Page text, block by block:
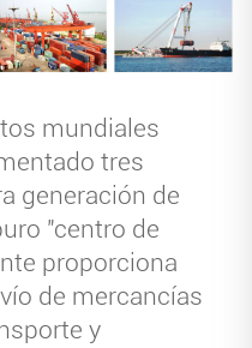
mundiales
tres
generación de
"centro de
proporciona
de mercancías
y